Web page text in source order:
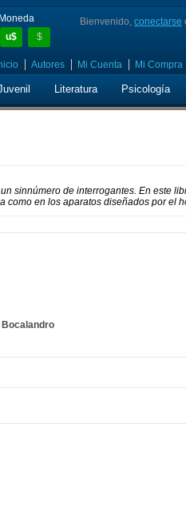
Moneda
u$
$
Bienvenido, conectarse
Autores Mi Cuenta Mi Compra
Literatura Psicología
sinnúmero de interrogantes. En este
como en los aparatos diseñados por el
Bocalandro